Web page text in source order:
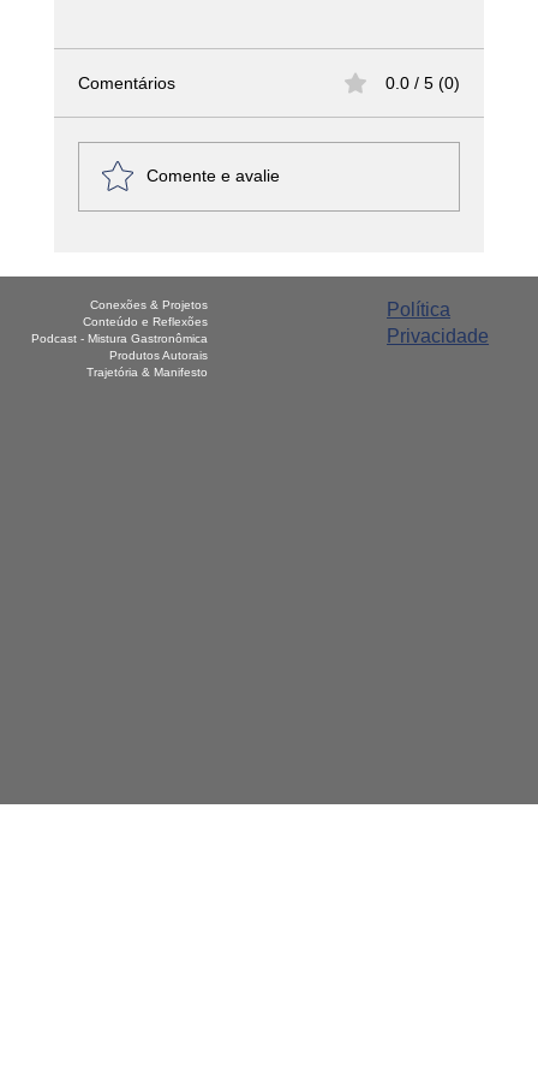
Precisa Saber Antes da Próxima Compra
Comentários 0.0 / 5 (0)
Comente e avalie
Política
Privacidade
Conexões & Projetos
Conteúdo e Reflexões
Podcast - Mistura Gastronômica
Produtos Autorais
Trajetória & Manifesto